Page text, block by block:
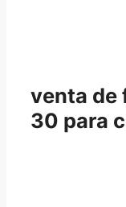
venta de
30 para